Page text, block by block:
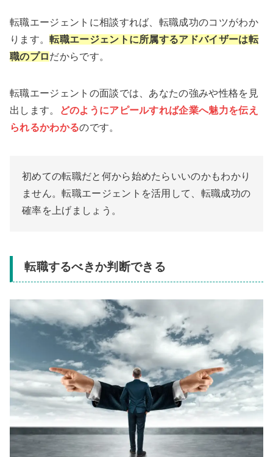
転職エージェントに相談すれば、転職成功のコツがわか
ります。転職エージェントに所属するアドバイザーは転
職のプロだからです。
転職エージェントの面談では、あなたの強みや性格を見
出します。
どのようにアピールすれば企業へ魅力を伝え
られるかわかるのです。
初めての転職だと何から始めたらいいのかもわかり
ません。転職エージェントを活用して、転職成功の
確率を上げましょう。
転職するべきか判断できる